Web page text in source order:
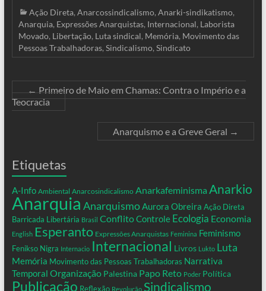
Ação Direta, Anarcossindicalismo, Anarki-sindikatismo,
Anarquia, Expressões Anarquistas, Internacional, Laborista
Movado, Libertação, Luta sindical, Memória, Movimento das
Pessoas Trabalhadoras, Sindicalismo, Sindicato
←Primeiro de Maio em Chamas: Contra o Império e a
Teocracia
Anarquismo e a Greve Geral →
Etiquetas
A-Info Ambiental Anarcosindicalismo Anarkafeminisma Anarkio
Anarquia AnarquismoAurora Obreira Ação Direta
Barricada Libertária Brasil ConflitoControle Ecologia Economia
English Esperanto Expressões Anarquistas Feminina Feminismo
Fenikso Nigra Internacio Internacional Livros Lukto Luta
Memória Movimento das Pessoas Trabalhadoras Narrativa
Temporal Organização Palestina Papo Reto Poder Política
Publicação Reflexão Revolução Sindicalismo